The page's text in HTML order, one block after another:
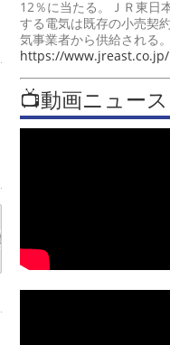
12％に当たる。ＪＲ東日
する電気は既存の小売契
気事業者から供給される。
https://www.jreast.co.jp/
📺動画ニュース